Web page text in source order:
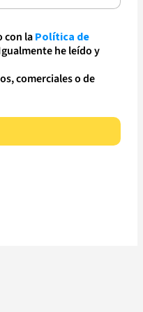
con laPolítica de
he leído y
comerciales o de